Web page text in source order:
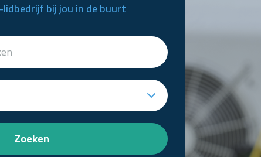
lidbedrijf bij jou in de buurt
Zoeken